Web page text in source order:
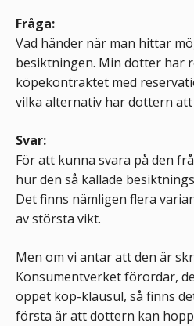
Fråga:
Vad händer när man hittar
besiktningen. Min dotter har
köpekontraktet med
vilka alternativ har dottern att
Svar:
För att kunna svara på den
hur den så kallade
Det finns nämligen flera
av största vikt.
Men om vi antar att den är
Konsumentverket förordar,
öppet köp-klausul, så finns
första är att dottern kan